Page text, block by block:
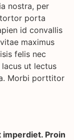
nostra, per
porta
id convallis
maximus
felis nec
lacus ut lectus
Morbi porttitor
imperdiet. Proin